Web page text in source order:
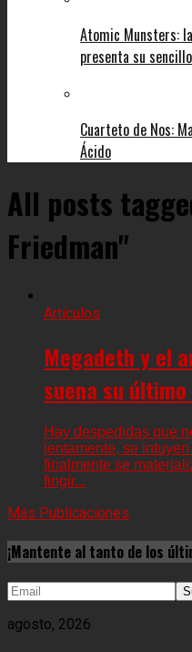
Atomic Munsters:
presenta su
Cuarteto de Nos:
Ácido
All posts
Friedman"
Artículos
Megadeth y el
suena su
Hay despedidas que
lentamente, se
finalmente se
fingir...
Más Publicaciones
¡Mantente al tanto de los
agosto, 2026